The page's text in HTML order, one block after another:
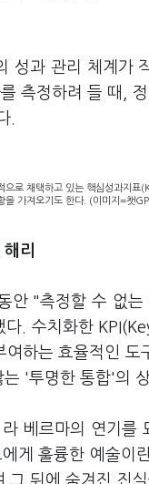
성과 관리 체계가
측정하려 들 때,
.
으로 채택하고 있는 핵심성과지표
을 가져오기도 한다. (이미지=챗
리
안 "측정할 수 없
다. 수치화한
하는 효율적인
'투명한 통합'의
베르마의 연기를
게 훌륭한 예술
그 뒤에 숨겨진 진